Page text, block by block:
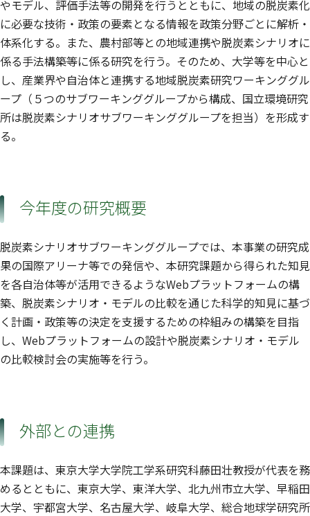
やモデル、評価手法等の開発を行うとともに、地域の脱炭素化
に必要な技術・政策の要素となる情報を政策分野ごとに解析・
体系化する。また、農村部等との地域連携や脱炭素シナリオに
係る手法構築等に係る研究を行う。そのため、大学等を中心と
し、産業界や自治体と連携する地域脱炭素研究ワーキンググル
ープ（５つのサブワーキンググループから構成、国立環境研究
所は脱炭素シナリオサブワーキンググループを担当）を形成す
る。
今年度の研究概要
脱炭素シナリオサブワーキンググループでは、本事業の研究成
果の国際アリーナ等での発信や、本研究課題から得られた知見
を各自治体等が活用できるようなWebプラットフォームの構
築、脱炭素シナリオ・モデルの比較を通じた科学的知見に基づ
く計画・政策等の決定を支援するための枠組みの構築を目指
し、Webプラットフォームの設計や脱炭素シナリオ・モデル
の比較検討会の実施等を行う。
外部との連携
本課題は、東京大学大学院工学系研究科藤田壮教授が代表を務
めるとともに、東京大学、東洋大学、北九州市立大学、早稲田
大学、宇都宮大学、名古屋大学、岐阜大学、総合地球学研究所